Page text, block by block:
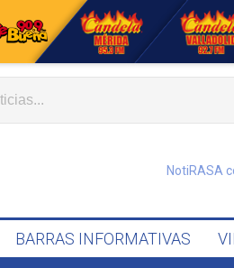
NotiRASA
BARRAS INFORMATIVAS